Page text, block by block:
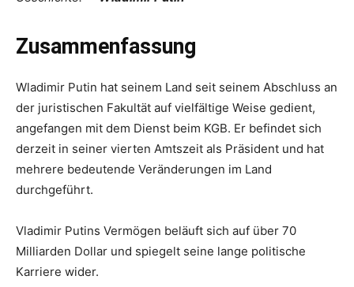
Zusammenfassung
Wladimir Putin hat seinem Land seit seinem Abschluss an
der juristischen Fakultät auf vielfältige Weise gedient,
angefangen mit dem Dienst beim KGB. Er befindet sich
derzeit in seiner vierten Amtszeit als Präsident und hat
mehrere bedeutende Veränderungen im Land
durchgeführt.
Vladimir Putins Vermögen beläuft sich auf über 70
Milliarden Dollar und spiegelt seine lange politische
Karriere wider.